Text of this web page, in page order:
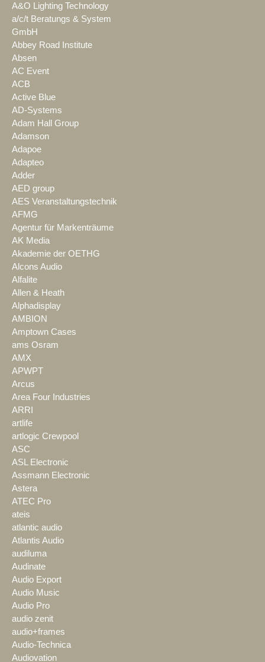
A&O Lighting Technology
a/c/t Beratungs & System
GmbH
Abbey Road Institute
Absen
AC Event
ACB
Active Blue
AD-Systems
Adam Hall Group
Adamson
Adapoe
Adapteo
Adder
AED group
AES Veranstaltungstechnik
AFMG
Agentur für Markenträume
AK Media
Akademie der OETHG
Alcons Audio
Alfalite
Allen & Heath
Alphadisplay
AMBION
Amptown Cases
ams Osram
AMX
APWPT
Arcus
Area Four Industries
ARRI
artlife
artlogic Crewpool
ASC
ASL Electronic
Assmann Electronic
Astera
ATEC Pro
ateis
atlantic audio
Atlantis Audio
audiluma
Audinate
Audio Export
Audio Music
Audio Pro
audio zenit
audio+frames
Audio-Technica
Audiovation